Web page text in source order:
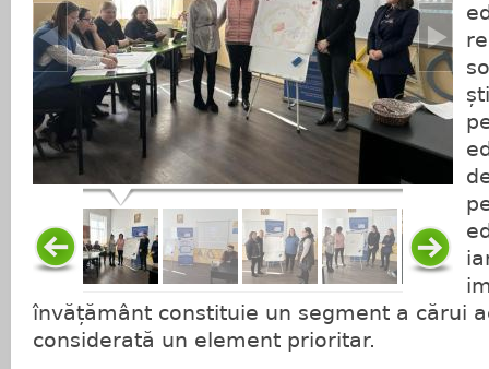
învățământ constituie un segment a cărui
considerată un element prioritar.